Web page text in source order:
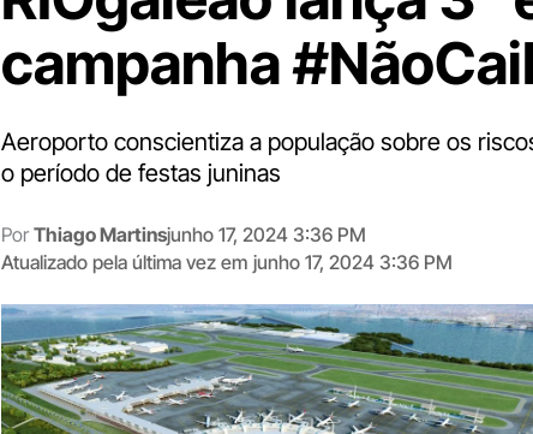
campanha
Aeroporto conscientiza a população sobre os
o período de festas juninas
Por Thiago Martinsjunho 17, 2024 3:36 PM
Atualizado pela última vez em junho 17, 2024 3:36 PM